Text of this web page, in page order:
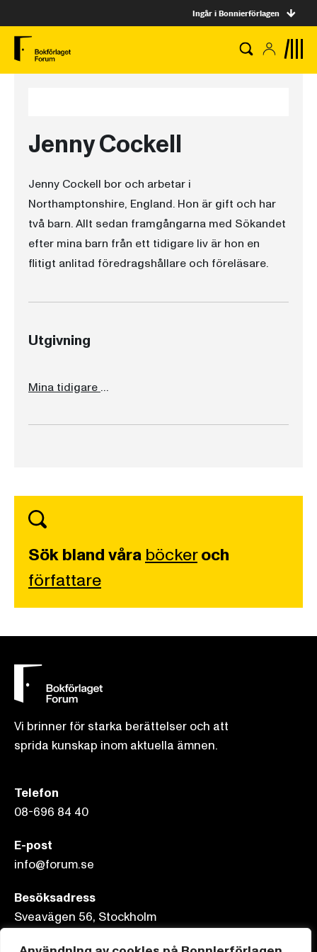
Ingår i Bonnierförlagen
Jenny Cockell
Jenny Cockell bor och arbetar i
Northamptonshire, England. Hon är gift och har
två barn. Allt sedan framgångarna med Sökandet
efter mina barn från ett tidigare liv är hon en
flitigt anlitad föredragshållare och föreläsare.
Utgivning
Mina tidigare liv - och mina kommande...
Sök bland våra böckeroch
författare
Vi brinner för starka berättelser och att
sprida kunskap inom aktuella ämnen.
Telefon
08-696 84 40
E-post
info@forum.se
Besöksadress
Sveavägen 56, Stockholm